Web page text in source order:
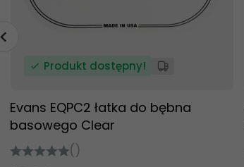
Produkt dostępny!
Evans EQPC2 łatka do bębna
basowego Clear
()